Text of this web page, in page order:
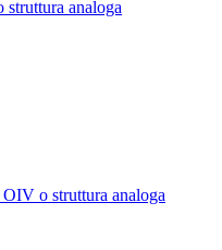
analoga
o struttura analoga